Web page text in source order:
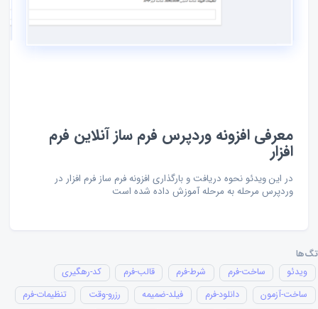
معرفی افزونه وردپرس فرم ساز آنلاین فرم
افزار
در این ویدئو نحوه دریافت و بارگذاری افزونه فرم ساز فرم افزار در
وردپرس مرحله به مرحله آموزش داده شده است
تگ‌ها
ویدئو
ساخت-فرم شرط-فرم قالب-فرم
کد-رهگیری
ساخت-آزمون
دانلود-فرم فیلد-ضمیمه رزرو-وقت
تنظیمات-فرم